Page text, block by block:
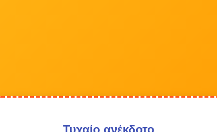
Τυχαίο ανέκδοτο